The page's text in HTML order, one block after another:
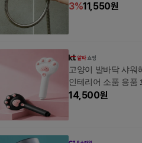
3%11,550원
고양이 발바닥 샤워
인테리어 소품 용품
14,500원